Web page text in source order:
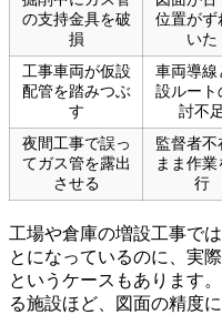
の支持金具を破
損
位置がず
いた
工事車両が仮設
配管を踏みつぶ
す
車両導線
設ルート
討不足
夜間工事で誤っ
てガス管を露出
させる
監督者不
まま作業
行
工場や倉庫の増設工事で
とになっているのに、実
というケースもあります
る施設ほど、図面の精度